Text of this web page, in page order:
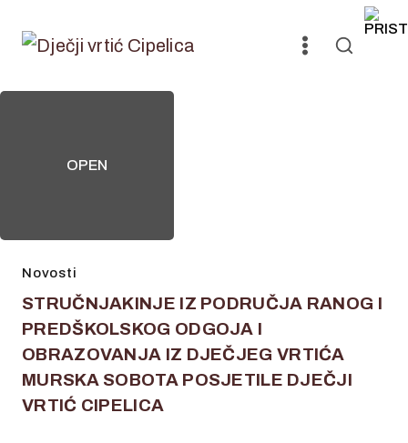
OPEN
Novosti
STRUČNJAKINJE IZ PODRUČJA RANOG I
PREDŠKOLSKOG ODGOJA I
OBRAZOVANJA IZ DJEČJEG VRTIĆA
MURSKA SOBOTA POSJETILE DJEČJI
VRTIĆ CIPELICA